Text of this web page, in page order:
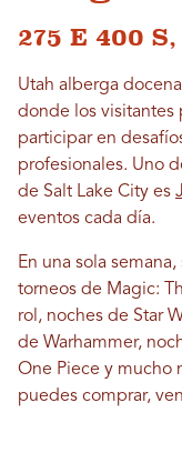
275 E 400
Utah alberga
donde los visitantes
participar en
profesionales. Uno
de Salt Lake City es
eventos cada día.
En una sola
torneos de Magic:
rol, noches de Star
de Warhammer,
One Piece y mucho
puedes comprar,